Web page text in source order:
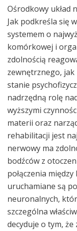
Ośrodkowy układ
Jak podkreśla się
systemem o
komórkowej i
zdolnością
zewnętrznego,
stanie
nadrzędną rolę
wyższymi
materii oraz
rehabilitacji jest
nerwowy ma
bodźców z
połączenia
uruchamiane są
neuronalnych,
szczególna
decyduje o tym,